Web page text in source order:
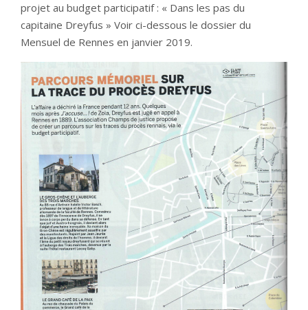
projet au budget participatif : « Dans les pas du
capitaine Dreyfus » Voir ci-dessous le dossier du
Mensuel de Rennes en janvier 2019.